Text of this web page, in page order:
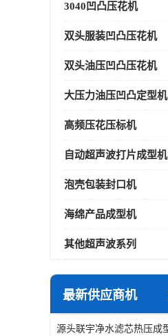
3040凹凸压花机
双头服装凹凸压花机
双头油压凹凸压花机
大压力油压凹凸定型机
高频压花压标机
自动超声波打片成型机
泡壳包装封口机
海绵产品成型机
其他超声波系列
最新供应商机